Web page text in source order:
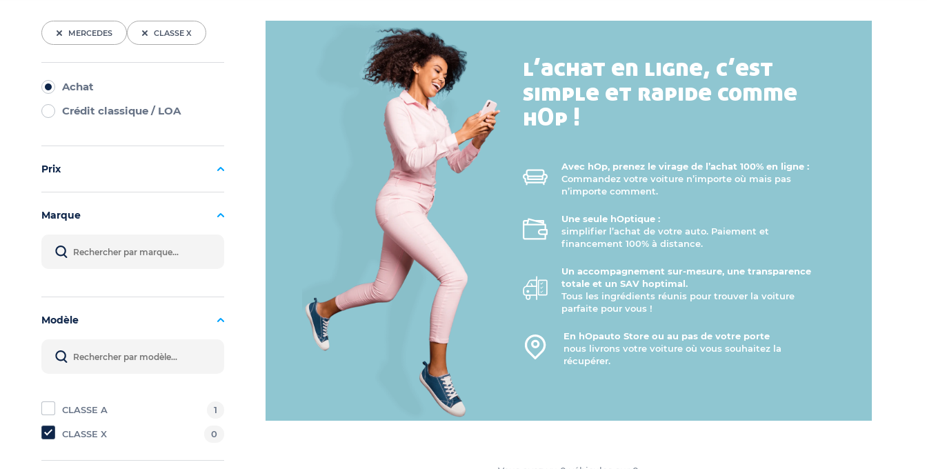
MERCEDES CLASSE X
Achat
Crédit classique / LOA
Prix
Marque
Modèle
CLASSE A 1
CLASSE X 0
l’achat en ligne, c’est
simple et rapide comme
hOp !
Avec hOp, prenez le virage de l’achat 100% en ligne :
Commandez votre voiture n’importe où mais pas
n’importe comment.
Une seule hOptique :
simplifier l’achat de votre auto. Paiement et
financement 100% à distance.
Un accompagnement sur-mesure, une transparence
totale et un SAV hoptimal.
Tous les ingrédients réunis pour trouver la voiture
parfaite pour vous !
En hOpauto Store ou au pas de votre porte
nous livrons votre voiture où vous souhaitez la
récupérer.